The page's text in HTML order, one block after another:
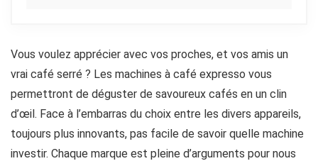
Vous voulez apprécier avec vos proches, et vos amis un
vrai café serré ? Les machines à café expresso vous
permettront de déguster de savoureux cafés en un clin
d’œil. Face à l’embarras du choix entre les divers appareils,
toujours plus innovants, pas facile de savoir quelle machine
investir. Chaque marque est pleine d’arguments pour nous